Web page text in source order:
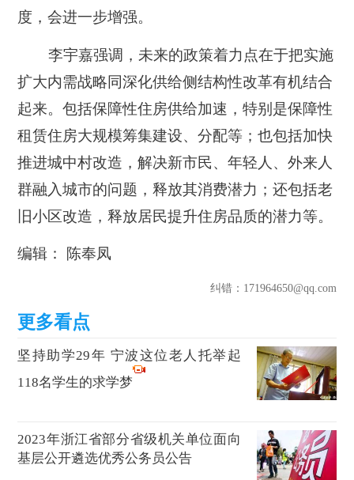
度，会进一步增强。
李宇嘉强调，未来的政策着力点在于把实施
扩大内需战略同深化供给侧结构性改革有机结合
起来。包括保障性住房供给加速，特别是保障性
租赁住房大规模筹集建设、分配等；也包括加快
推进城中村改造，解决新市民、年轻人、外来人
群融入城市的问题，释放其消费潜力；还包括老
旧小区改造，释放居民提升住房品质的潜力等。
编辑： 陈奉凤
纠错：171964650@qq.com
坚持助学29年 宁波这位老人托举起
118名学生的求学梦
2023年浙江省部分省级机关单位面向
基层公开遴选优秀公务员公告